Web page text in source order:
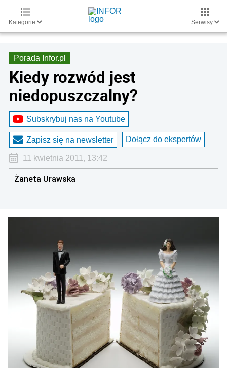
Kategorie Serwisy
Porada Infor.pl
Kiedy rozwód jest
niedopuszczalny?
Subskrybuj nas na Youtube
Zapisz się na newsletter Dołącz do ekspertów
11 kwietnia 2011, 13:42
Żaneta Urawska